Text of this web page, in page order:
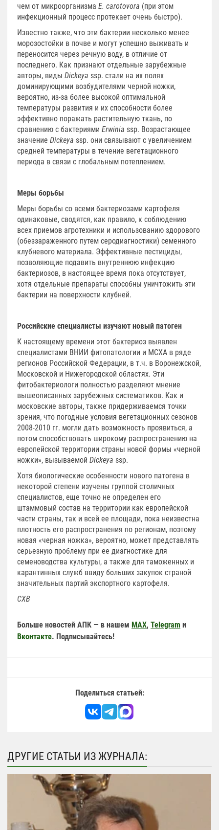
чем от микроорганизма E. carotovora (при этом
инфекционный процесс протекает очень быстро).
Известно также, что эти бактерии несколько менее
морозостойки в почве и могут успешно выживать и
переносится через речную воду, в отличие от
последнего. Как признают отдельные зарубежные
авторы, виды Dickeya ssp. стали на их полях
доминирующими возбудителями черной ножки,
вероятно, из-за более высокой оптимальной
температуры развития и их способности более
эффективно поражать растительную ткань, по
сравнению с бактериями Erwinia ssp. Возрастающее
значение Dickeya ssp. они связывают с увеличением
средней температуры в течение вегетационного
периода в связи с глобальным потеплением.
Меры борьбы
Меры борьбы со всеми бактериозами картофеля
одинаковые, сводятся, как правило, к соблюдению
всех приемов агротехники и использованию здорового
(обеззараженного путем серодиагностики) семенного
клубневого материала. Эффективные пестициды,
позволяющие подавить внутреннюю инфекцию
бактериозов, в настоящее время пока отсутствует,
хотя отдельные препараты способны уничтожить эти
бактерии на поверхности клубней.
Российские специалисты изучают новый патоген
К настоящему времени этот бактериоз выявлен
специалистами ВНИИ фитопатологии и МСХА в ряде
регионов Российской Федерации, в т.ч. в Воронежской,
Московской и Нижегородской областях. Эти
фитобактериологи полностью разделяют мнение
вышеописанных зарубежных систематиков. Как и
московские авторы, также придерживаемся точки
зрения, что погодные условия вегетационных сезонов
2008-2010 гг. могли дать возможность проявиться, а
потом способствовать широкому распространению на
европейской территории страны новой формы «черной
ножки», вызываемой Dickeya ssp.
Хотя биологические особенности нового патогена в
некоторой степени изучены группой столичных
специалистов, еще точно не определен его
штаммовый состав на территории как европейской
части страны, так и всей ее площади, пока неизвестна
плотность его распространения по регионам, поэтому
новая «черная ножка», вероятно, может представлять
серьезную проблему при ее диагностике для
семеноводства культуры, а также для таможенных и
карантинных служб ввиду больших закупок страной
значительных партий экспортного картофеля.
СХВ
Больше новостей АПК — в нашем MAX, Telegram и
Вконтакте. Подписывайтесь!
Поделиться статьей:
ДРУГИЕ СТАТЬИ ИЗ ЖУРНАЛА: